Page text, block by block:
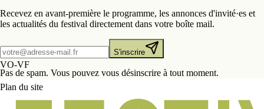
Recevez en avant-première le programme, les annonces d'invité·es et
les actualités du festival directement dans votre boîte mail.
S'inscrire
Pas de spam. Vous pouvez vous désinscrire à tout moment.
VO-VF
Plan du site